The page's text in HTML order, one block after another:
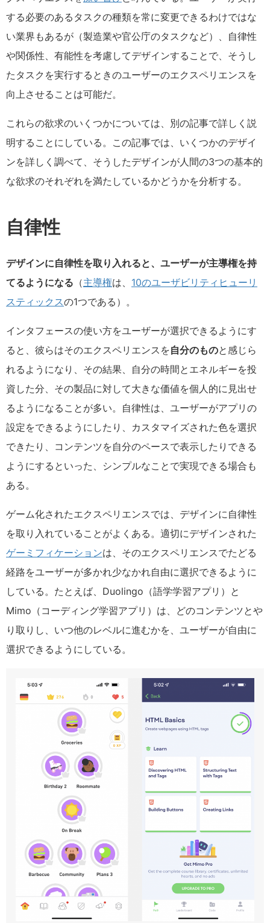
する必要のあるタスクの種類を常に変更できるわけではな
い業界もあるが（製造業や官公庁のタスクなど）、自律性
や関係性、有能性を考慮してデザインすることで、そうし
たタスクを実行するときのユーザーのエクスペリエンスを
向上させることは可能だ。
これらの欲求のいくつかについては、別の記事で詳しく説
明することにしている。この記事では、いくつかのデザイ
ンを詳しく調べて、そうしたデザインが人間の3つの基本的
な欲求のそれぞれを満たしているかどうかを分析する。
自律性
デザインに自律性を取り入れると、ユーザーが主導権を持
てるようになる （主導権は、 10のユーザビリティヒューリ
スティックスの1つである）。
インタフェースの使い方をユーザーが選択できるようにす
ると、彼らはそのエクスペリエンスを自分のものと感じら
れるようになり、その結果、自分の時間とエネルギーを投
資した分、その製品に対して大きな価値を個人的に見出せ
るようになることが多い。自律性は、ユーザーがアプリの
設定をできるようにしたり、カスタマイズされた色を選択
できたり、コンテンツを自分のペースで表示したりできる
ようにするといった、シンプルなことで実現できる場合も
ある。
ゲーム化されたエクスペリエンスでは、デザインに自律性
を取り入れていることがよくある。適切にデザインされた
ゲーミフィケーションは、そのエクスペリエンスでたどる
経路をユーザーが多かれ少なかれ自由に選択できるように
している。たとえば、Duolingo（語学学習アプリ）と
Mimo（コーディング学習アプリ）は、どのコンテンツとや
り取りし、いつ他のレベルに進むかを、ユーザーが自由に
選択できるようにしている。